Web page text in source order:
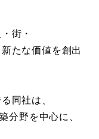
街・
たな価値を創出
同社は、
分野を中心に、